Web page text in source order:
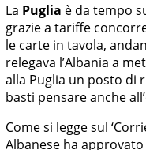
La Puglia è da tempo
grazie a tariffe
le carte in tavola,
relegava l’Albania a
alla Puglia un posto di
basti pensare anche all’
Come si legge sul
Albanese ha